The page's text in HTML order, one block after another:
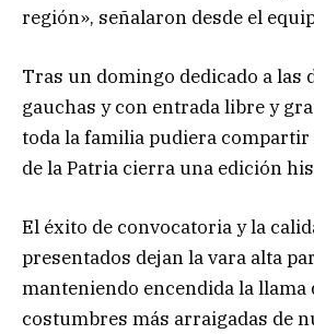
región», señalaron desde el
Tras un domingo dedicado a las
gauchas y con entrada libre y
toda la familia pudiera compartir
de la Patria cierra una edición
El éxito de convocatoria y la
presentados dejan la vara alta
manteniendo encendida la llama
costumbres más arraigadas de